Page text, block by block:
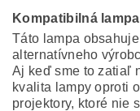
Kompatibilná
Táto lampa
alternatívneho
Aj keď sme to zatiaľ
kvalita lampy oproti
projektory, ktoré nie